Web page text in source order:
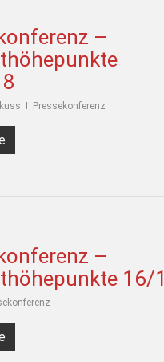
–
Pressekonferenz
–
16/